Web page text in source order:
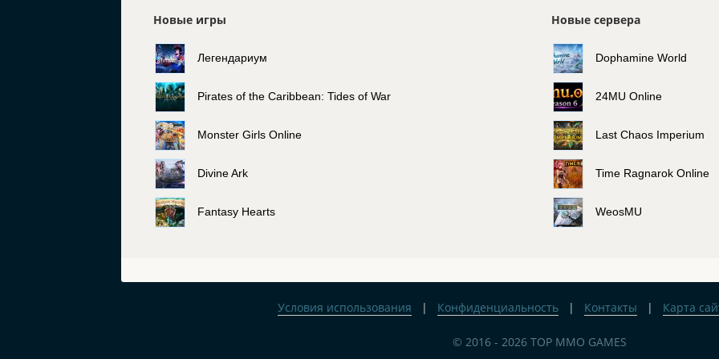
Новые игры
Легендариум
Pirates of the Caribbean: Tides of War
Monster Girls Online
Divine Ark
Fantasy Hearts
Новые сервера
Dophamine World
24MU Online
Last Chaos Imperium
Time Ragnarok Online
WeosMU
Условия использования | Конфиденциальность | Контакты | Карта
© 2016 - 2026 TOP MMO GAMES